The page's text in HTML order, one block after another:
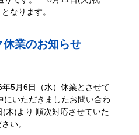
なります。
休業のお知らせ
5月6日（水）休業とさせて
にいただきましたお問い合わ
木)より 順次対応させていた
い。